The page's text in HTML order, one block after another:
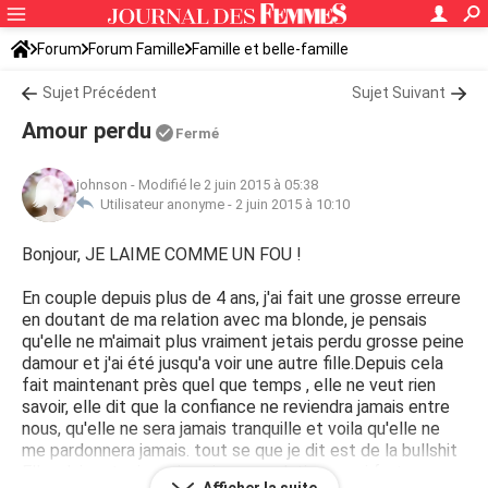
Forum Forum Famille Famille et belle-famille
Sujet Précédent Sujet Suivant
Amour perdu Fermé
johnson - Modifié le 2 juin 2015 à 05:38
Utilisateur anonyme - 2 juin 2015 à 10:10
Bonjour, JE LAIME COMME UN FOU !
En couple depuis plus de 4 ans, j'ai fait une grosse erreure
en doutant de ma relation avec ma blonde, je pensais
qu'elle ne m'aimait plus vraiment jetais perdu grosse peine
damour et j'ai été jusqu'a voir une autre fille.Depuis cela
fait maintenant près quel que temps , elle ne veut rien
savoir, elle dit que la confiance ne reviendra jamais entre
nous, qu'elle ne sera jamais tranquille et voila qu'elle ne
me pardonnera jamais. tout se que je dit est de la bullshit
Elle m'aime toujours je sais , une relation aussi forte ne